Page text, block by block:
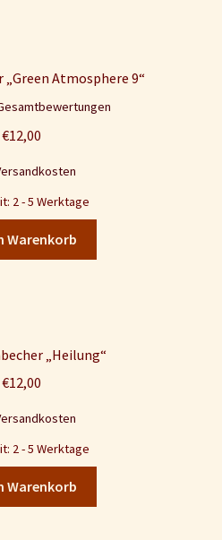
Atmosphere 9“
€12,00
2 - 5 Werktage
Warenkorb
„Heilung“
€12,00
2 - 5 Werktage
Warenkorb